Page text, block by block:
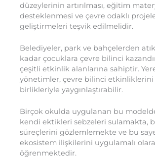
düzeylerinin artırılması, eğitim
desteklenmesi ve çevre odaklı
geliştirmeleri teşvik edilmelidir.
Belediyeler, park ve bahçelerden
kadar çocuklara çevre bilinci
çeşitli etkinlik alanlarına sahiptir.
yönetimler, çevre bilinci etkinliklerini
birlikleriyle yaygınlaştırabilir.
Birçok okulda uygulanan bu
kendi ektikleri sebzeleri sulamakta,
süreçlerini gözlemlemekte ve bu
ekosistem ilişkilerini uygulamalı
öğrenmektedir.